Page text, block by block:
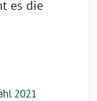
es die
2021